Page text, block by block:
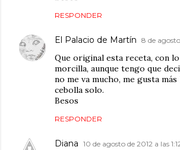
RESPONDER
El Palacio de Martín 8 de
Que original esta receta, con
morcilla, aunque tengo que
no me va mucho, me gusta
cebolla solo.
Besos
RESPONDER
Diana 10 de agosto de 2012 a las